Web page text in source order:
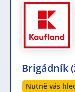
Brigádník
Nutně vás